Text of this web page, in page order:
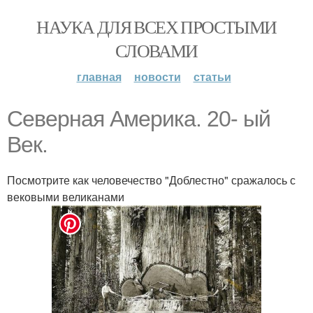
НАУКА ДЛЯ ВСЕХ ПРОСТЫМИ
СЛОВАМИ
главная новости статьи
Северная Америка. 20- ый
Век.
Посмотрите как человечество "Доблестно" сражалось с
вековыми великанами